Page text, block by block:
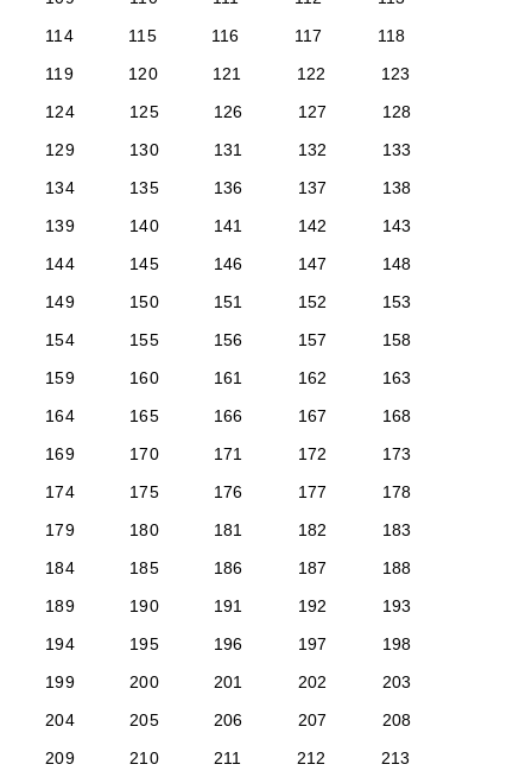
114
115 116 117
118
119
120 121 122
123
124
125 126 127
128
129
130 131 132
133
134
135 136 137
138
139
140 141 142
143
144
145 146 147
148
149
150 151 152
153
154
155 156 157
158
159
160 161 162
163
164
165 166 167
168
169
170 171 172
173
174
175 176 177
178
179
180 181 182
183
184
185 186 187
188
189
190 191 192
193
194
195 196 197
198
199
200 201 202
203
204
205 206 207
208
209
210 211 212
213